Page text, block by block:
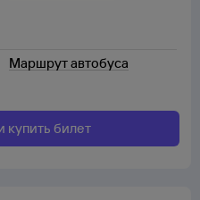
Маршрут автобуса
купить билет